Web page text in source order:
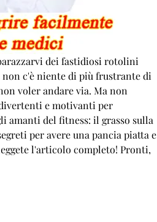
dei fastidiosi rotolini
non c'è niente di più frustrante di
voler andare via. Ma non
e motivanti per
amanti del fitness: il grasso sulla
per avere una pancia piatta e
l'articolo completo! Pronti,